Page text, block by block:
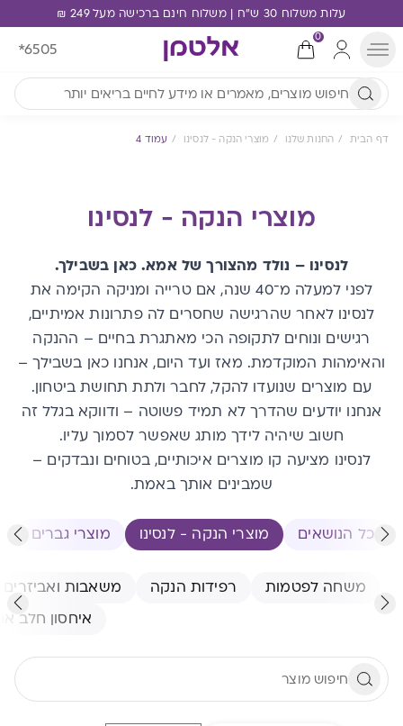
עלות משלוח 30 ש"ח | משלוח חינם ברכישה מעל 249 ₪
0
*6505
דף הבית החנות שלנו מוצרי הנקה - לנסינו עמוד 4
מוצרי הנקה - לנסינו
לנסינו – נולד מהצורך של אמא. כאן בשבילך.
לפני למעלה מ־40 שנה, אם טרייה ומניקה הקימה את
לנסינו לאחר שהרגישה שחסרים לה פתרונות אמיתיים,
רגישים ונוחים לתקופה הכי מאתגרת בחיים – ההנקה
והאימהות המוקדמת. מאז ועד היום, אנחנו כאן בשבילך –
עם מוצרים שנועדו להקל, לחבר ולתת תחושת ביטחון.
אנחנו יודעים שהדרך לא תמיד פשוטה – ודווקא בגלל זה
חשוב שיהיה לידך מותג שאפשר לסמוך עליו.
לנסינו מציעה קו מוצרים איכותיים, בטוחים ונבדקים –
שמבינים אותך באמת.
כל הנושאים מוצרי הנקה - לנסינו מוצרי גברים
משחה לפטמות רפידות הנקה
משאבות ואביזרים
איחסון חלב